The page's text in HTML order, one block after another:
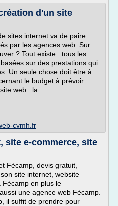
d'un site
sites internet va de paire
par les agences web. Sur
? Tout existe : tous les
sur des prestations qui
Un seule chose doit être à
le budget à prévoir
web : la...
cvmh.fr
site e-commerce, site
Fécamp, devis gratuit,
site internet, website
Fécamp en plus le
une agence web Fécamp.
il suffit de prendre pour